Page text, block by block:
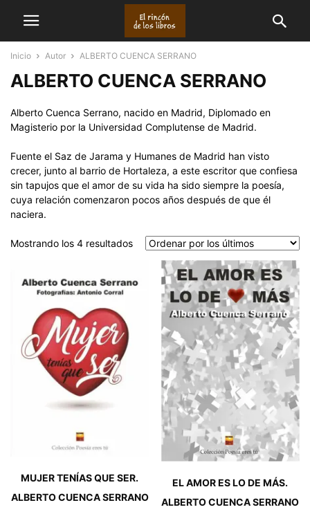
Inicio Autor ALBERTO CUENCA SERRANO
ALBERTO CUENCA SERRANO
Alberto Cuenca Serrano, nacido en Madrid, Diplomado en
Magisterio por la Universidad Complutense de Madrid.
Fuente el Saz de Jarama y Humanes de Madrid han visto
crecer, junto al barrio de Hortaleza, a este escritor que confiesa
sin tapujos que el amor de su vida ha sido siempre la poesía,
cuya relación comenzaron pocos años después de que él
naciera.
Mostrando los 4 resultadosOrdenado
últimos
MUJER TENÍAS QUE SER.
ALBERTO CUENCA SERRANO
EL AMOR ES LO DE MÁS.
ALBERTO CUENCA SERRANO